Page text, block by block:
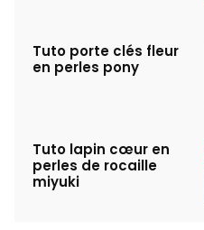
Tuto porte clés fleur
en perles pony
Tuto lapin cœur en
perles de rocaille
miyuki